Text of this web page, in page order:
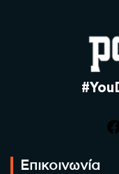
Επικοινωνία